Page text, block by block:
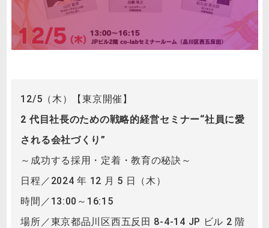
12/5（木）【東京開催】
2 代目社長のための戦略的経営セミナー“社員に愛
される会社づくり”
～成功する採用・定着・教育の秘訣～
日程／2024 年 12 月 5 日（木）
時間／13:00～16:15
場所／東京都品川区西五反田 8-4-14 JP ビル 2 階